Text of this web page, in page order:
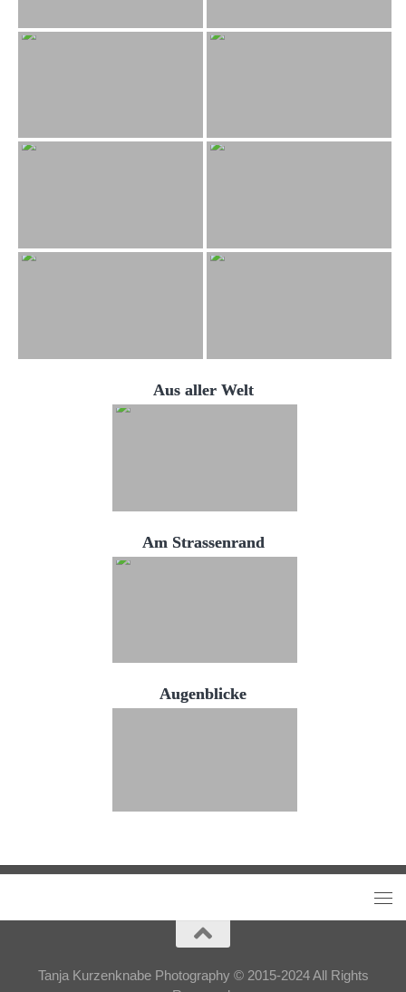
Aus aller Welt
Am Strassenrand
Augenblicke
Tanja Kurzenknabe Photography © 2015-2024 All Rights